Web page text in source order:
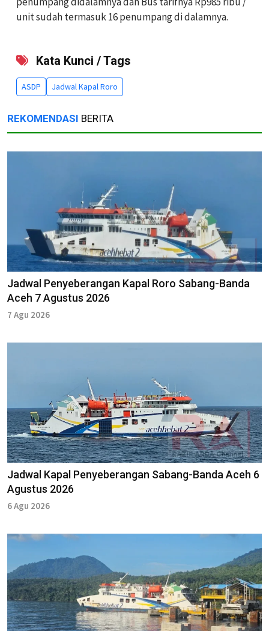
unit sudah termasuk 16 penumpang di dalamnya.
Kata Kunci / Tags
ASDP Jadwal Kapal Roro
REKOMENDASI BERITA
Jadwal Penyeberangan Kapal Roro Sabang-Banda
Aceh 7 Agustus 2026
7 Agu 2026
Jadwal Kapal Penyeberangan Sabang-Banda Aceh 6
Agustus 2026
6 Agu 2026